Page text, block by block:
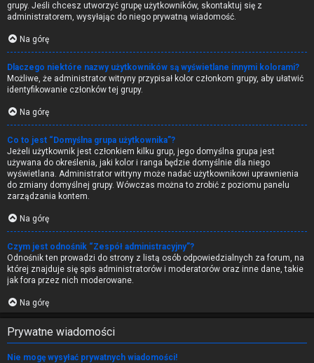
grupy. Jeśli chcesz utworzyć grupę użytkowników, skontaktuj się z
administratorem, wysyłając do niego prywatną wiadomość.
Na górę
Dlaczego niektóre nazwy użytkowników są wyświetlane innymi kolorami?
Możliwe, że administrator witryny przypisał kolor członkom grupy, aby ułatwić
identyfikowanie członków tej grupy.
Na górę
Co to jest “Domyślna grupa użytkownika”?
Jeżeli użytkownik jest członkiem kilku grup, jego domyślna grupa jest
używana do określenia, jaki kolor i ranga będzie domyślnie dla niego
wyświetlana. Administrator witryny może nadać użytkownikowi uprawnienia
do zmiany domyślnej grupy. Wówczas można to zrobić z poziomu panelu
zarządzania kontem.
Na górę
Czym jest odnośnik “Zespół administracyjny”?
Odnośnik ten prowadzi do strony z listą osób odpowiedzialnych za forum, na
której znajduje się spis administratorów i moderatorów oraz inne dane, takie
jak fora przez nich moderowane.
Na górę
Prywatne wiadomości
Nie mogę wysyłać prywatnych wiadomości!